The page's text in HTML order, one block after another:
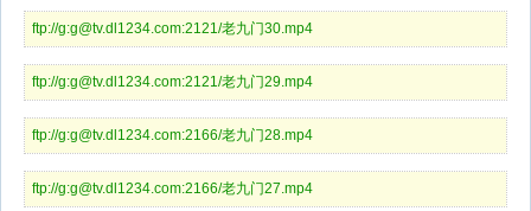
ftp://g:g@tv.dl1234.com:2121/老九门30.mp4
ftp://g:g@tv.dl1234.com:2121/老九门29.mp4
ftp://g:g@tv.dl1234.com:2166/老九门28.mp4
ftp://g:g@tv.dl1234.com:2166/老九门27.mp4